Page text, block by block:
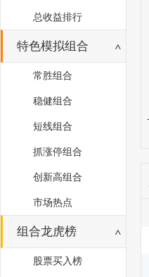
总收益排行
特色模拟组合
常胜组合
稳健组合
短线组合
抓涨停组合
创新高组合
市场热点
组合龙虎榜
股票买入榜